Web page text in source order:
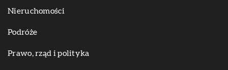
Nieruchomości
Podróże
Prawo, rząd i polityka